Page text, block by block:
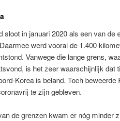
sloot in januari 2020 als een van
werd vooral de 1.400
Vanwege die lange grens,
is het zeer waarschijnlijk dat
Korea is beland. Toch
te zijn gebleven.
de grenzen kwam er nóg minder